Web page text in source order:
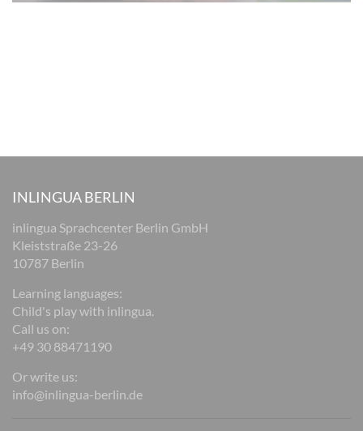
INLINGUA BERLIN
inlingua Sprachcenter Berlin GmbH
Kleiststraße 23-26
10787 Berlin
Learning languages:
Child's play with inlingua.
Call us on:
+49 30 88471190
Or write us:
info@inlingua-berlin.de